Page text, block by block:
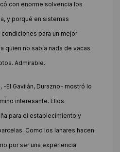
con enorme solvencia los
y porqué en sistemas
para un mejor
quien no sabía nada de vacas
Admirable.
-El Gavilán, Durazno- mostró lo
interesante. Ellos
para el establecimiento y
Como los lanares hacen
por ser una experiencia